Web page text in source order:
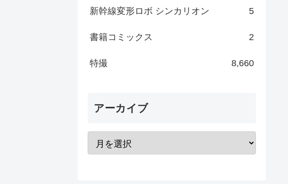
新幹線変形ロボ シンカリオン 5
書籍コミックス 2
特撮 8,660
アーカイブ